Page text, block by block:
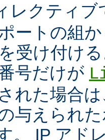
レクティブ
ートの組
受け付け
号だけが
れた場合
与えられ
。 IP アド